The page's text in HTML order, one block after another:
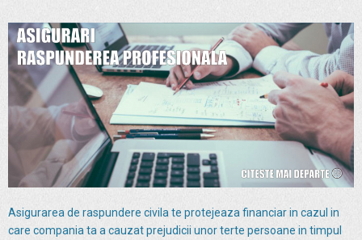
Asigurarea de raspundere civila te protejeaza financiar in cazul in
care compania ta a cauzat prejudicii unor terte persoane in timpul